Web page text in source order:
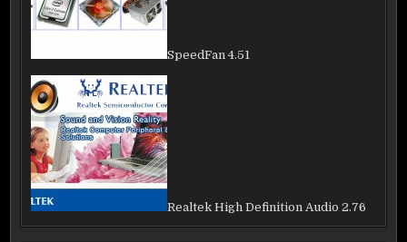
SpeedFan 4.51
Realtek High Definition Audio 2.76